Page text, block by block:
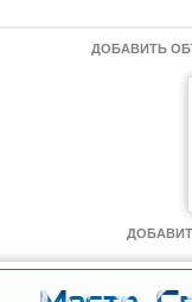
ДОБАВИТЬ